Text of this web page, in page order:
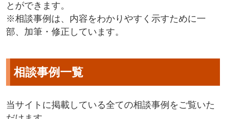
とができます。
※相談事例は、内容をわかりやすく示すために一
部、加筆・修正しています。
相談事例一覧
当サイトに掲載している全ての相談事例をご覧いた